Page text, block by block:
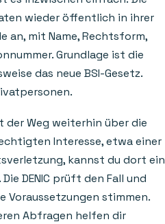
wieder öffentlich in ihrer
an, mit Name, Rechtsform,
Grundlage ist die
das neue BSI-Gesetz.
Weg weiterhin über die
Interesse, etwa einer
kannst du dort ein
DENIC prüft den Fall und
Voraussetzungen stimmen.
Abfragen helfen dir